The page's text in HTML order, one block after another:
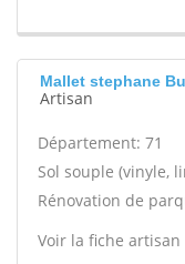
Mallet stephane
Artisan
Département: 71
Sol souple (vinyle,
Rénovation de
Voir la fiche artisan